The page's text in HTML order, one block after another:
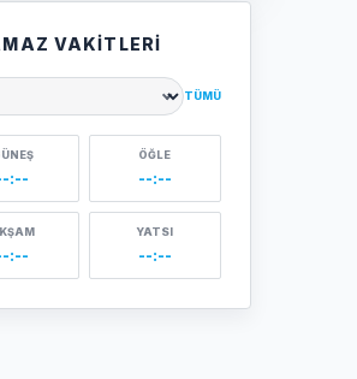
VAKITLERI
TÜMÜ
:--
ÖĞLE
--:--
:--
YATSI
--:--